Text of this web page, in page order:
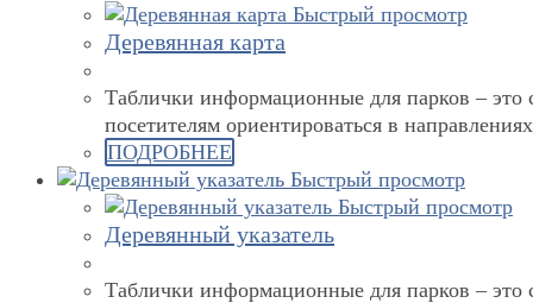
Быстрый просмотр
Деревянная карта
Таблички информационные для парков –
посетителям ориентироваться в
ПОДРОБНЕЕ
Быстрый просмотр
Быстрый просмотр
Деревянный указатель
Таблички информационные для парков –